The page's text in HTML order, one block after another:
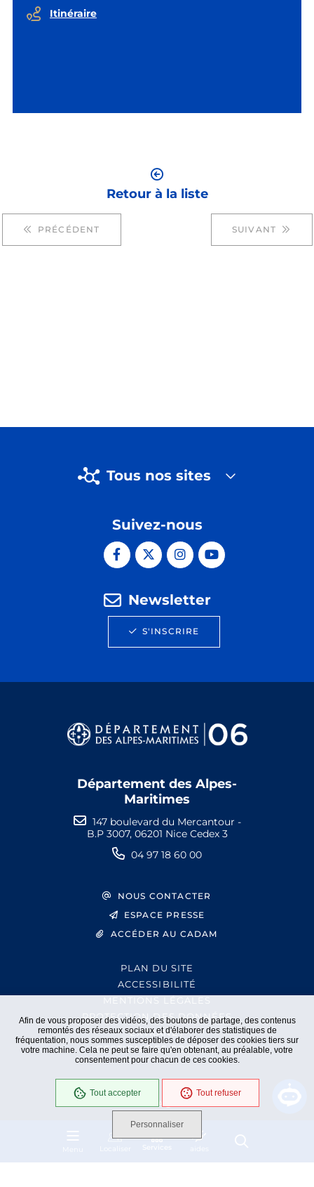
Afin de vous proposer des vidéos, des boutons de partage, des contenus
remontés des réseaux sociaux et d'élaborer des statistiques de
fréquentation, nous sommes susceptibles de déposer des cookies tiers sur
votre machine. Cela ne peut se faire qu'en obtenant, au préalable, votre
consentement pour chacun de ces cookies.
Tout accepter Tout refuser
Personnaliser
Services aides
Itinéraire
PRÉCÉDENT
Retour à la liste
SUIVANT
Tous nos sites
Suivez-nous
Newsletter
S'INSCRIRE
Département des Alpes-
Maritimes
147 boulevard du Mercantour -
B.P 3007, 06201 Nice Cedex 3
04 97 18 60 00
NOUS CONTACTER
ESPACE PRESSE
ACCÉDER AU CADAM
PLAN DU SITE
ACCESSIBILITÉ
MENTIONS LÉGALES
PROTECTION DES DONNÉES
EXTRANET
GESTION DES COOKIES
En cours